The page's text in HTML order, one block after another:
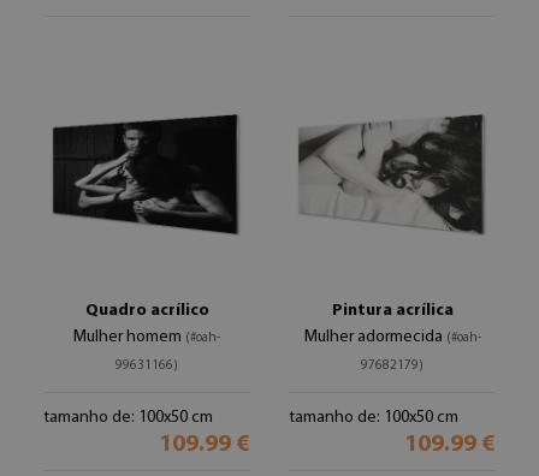
Quadro acrílico
Mulher homem (#oah-
99631166)
tamanho de: 100x50 cm
109.99 €
Pintura acrílica
Mulher adormecida (#oah-
97682179)
tamanho de: 100x50 cm
109.99 €